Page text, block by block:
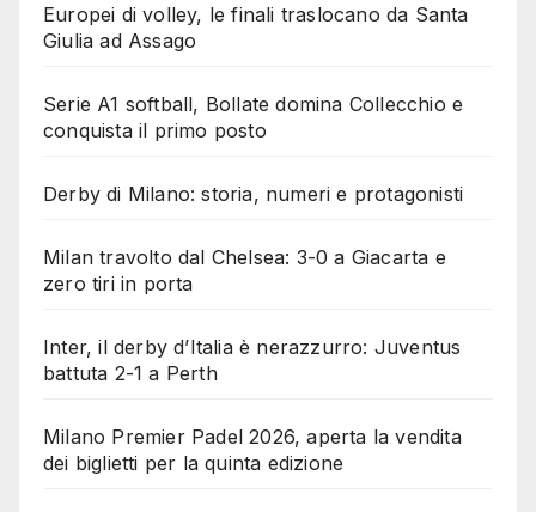
Europei di volley, le finali traslocano da Santa
Giulia ad Assago
Serie A1 softball, Bollate domina Collecchio e
conquista il primo posto
Derby di Milano: storia, numeri e protagonisti
Milan travolto dal Chelsea: 3-0 a Giacarta e
zero tiri in porta
Inter, il derby d’Italia è nerazzurro: Juventus
battuta 2-1 a Perth
Milano Premier Padel 2026, aperta la vendita
dei biglietti per la quinta edizione